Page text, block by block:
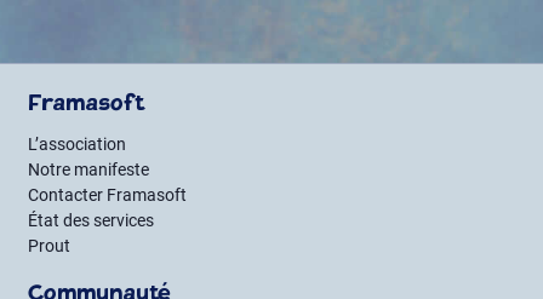
Framasoft
L’association
Notre manifeste
Contacter Framasoft
État des services
Prout